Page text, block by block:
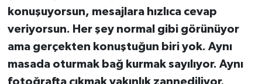
konuşuyorsun, mesajlara hızlıca cevap
veriyorsun. Her şey normal gibi görünüyor
ama gerçekten konuştuğun biri yok. Aynı
masada oturmak bağ kurmak sayılıyor. Aynı
fotoğrafta çıkmak yakınlık zannediliyor.